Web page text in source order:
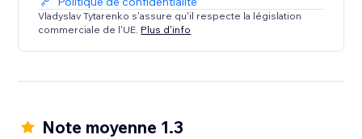
Vladyslav Tytarenko s'assure qu'il respecte la législation
commerciale de l'UE. Plus d'info
Note moyenne 1.3